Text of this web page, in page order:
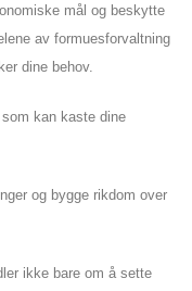
mål og beskytte
av formuesforvaltning
dine behov.
kan kaste dine
og bygge rikdom over
ikke bare om å sette